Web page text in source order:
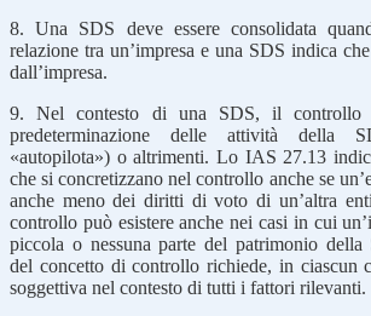
8. Una SDS deve essere consolidata
relazione tra un’impresa e una SDS indica
dall’impresa.
9. Nel contesto di una SDS, il controllo
predeterminazione delle attività della
«autopilota») o altrimenti. Lo IAS 27.13
che si concretizzano nel controllo anche se
anche meno dei diritti di voto di un’altra
controllo può esistere anche nei casi in cui
piccola o nessuna parte del patrimonio della
del concetto di controllo richiede, in ciascun
soggettiva nel contesto di tutti i fattori rilevanti.